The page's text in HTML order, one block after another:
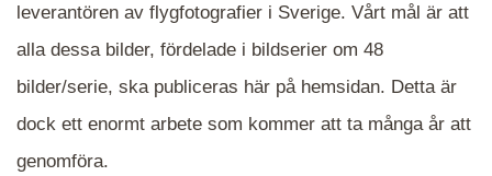
När du ser blåa, röda eller gröna mappar är det
en serie i varje. Dra i kartan för att komma
närmare det område Du söker och klicka på
mappen.
leverantören av flygfotografier i Sverige. Vårt mål är att
alla dessa bilder, fördelade i bildserier om 48
bilder/serie, ska publiceras här på hemsidan. Detta är
dock ett enormt arbete som kommer att ta många år att
genomföra.